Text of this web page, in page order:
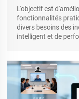
L'objectif est
fonctionnalités
divers besoins des
intelligent et de